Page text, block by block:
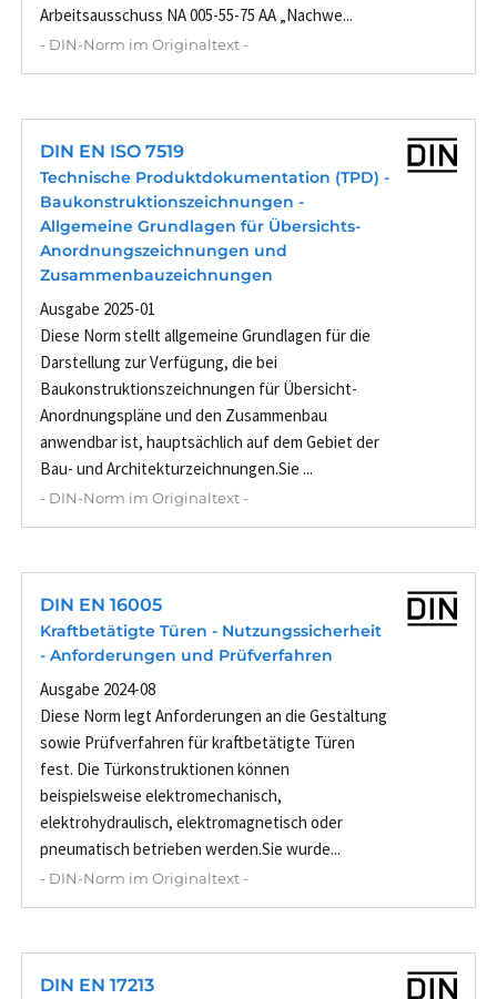
Arbeitsausschuss NA 005-55-75 AA „Nachwe...
- DIN-Norm im Originaltext -
DIN EN ISO 7519
Technische Produktdokumentation (TPD) -
Baukonstruktionszeichnungen -
Allgemeine Grundlagen für Übersichts-
Anordnungszeichnungen und
Zusammenbauzeichnungen
Ausgabe 2025-01
Diese Norm stellt allgemeine Grundlagen für die
Darstellung zur Verfügung, die bei
Baukonstruktionszeichnungen für Übersicht-
Anordnungspläne und den Zusammenbau
anwendbar ist, hauptsächlich auf dem Gebiet der
Bau- und Architekturzeichnungen.Sie ...
- DIN-Norm im Originaltext -
DIN EN 16005
Kraftbetätigte Türen - Nutzungssicherheit
- Anforderungen und Prüfverfahren
Ausgabe 2024-08
Diese Norm legt Anforderungen an die Gestaltung
sowie Prüfverfahren für kraftbetätigte Türen
fest. Die Türkonstruktionen können
beispielsweise elektromechanisch,
elektrohydraulisch, elektromagnetisch oder
pneumatisch betrieben werden.Sie wurde...
- DIN-Norm im Originaltext -
DIN EN 17213